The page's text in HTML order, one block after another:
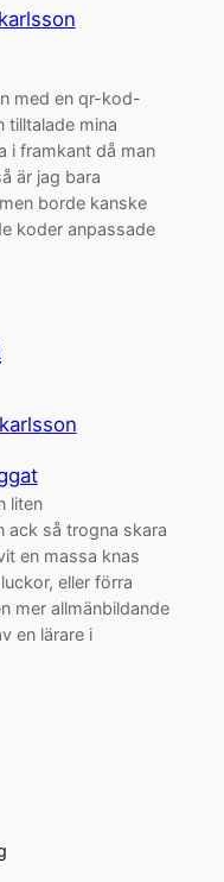
med en qr-kod-
tilltalade mina
i framkant då man
är jag bara
borde kanske
koder anpassade
liten
ack så trogna skara
en massa knas
eller förra
mer allmänbildande
en lärare i